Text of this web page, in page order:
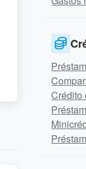
Crédito